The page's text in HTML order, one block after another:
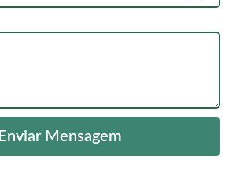
Enviar Mensagem